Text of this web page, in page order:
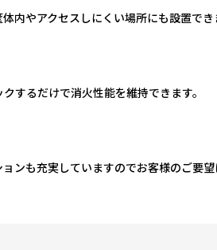
内やアクセスしにくい場所にも設置でき
するだけで消火性能を維持できます。
ンも充実していますのでお客様のご要